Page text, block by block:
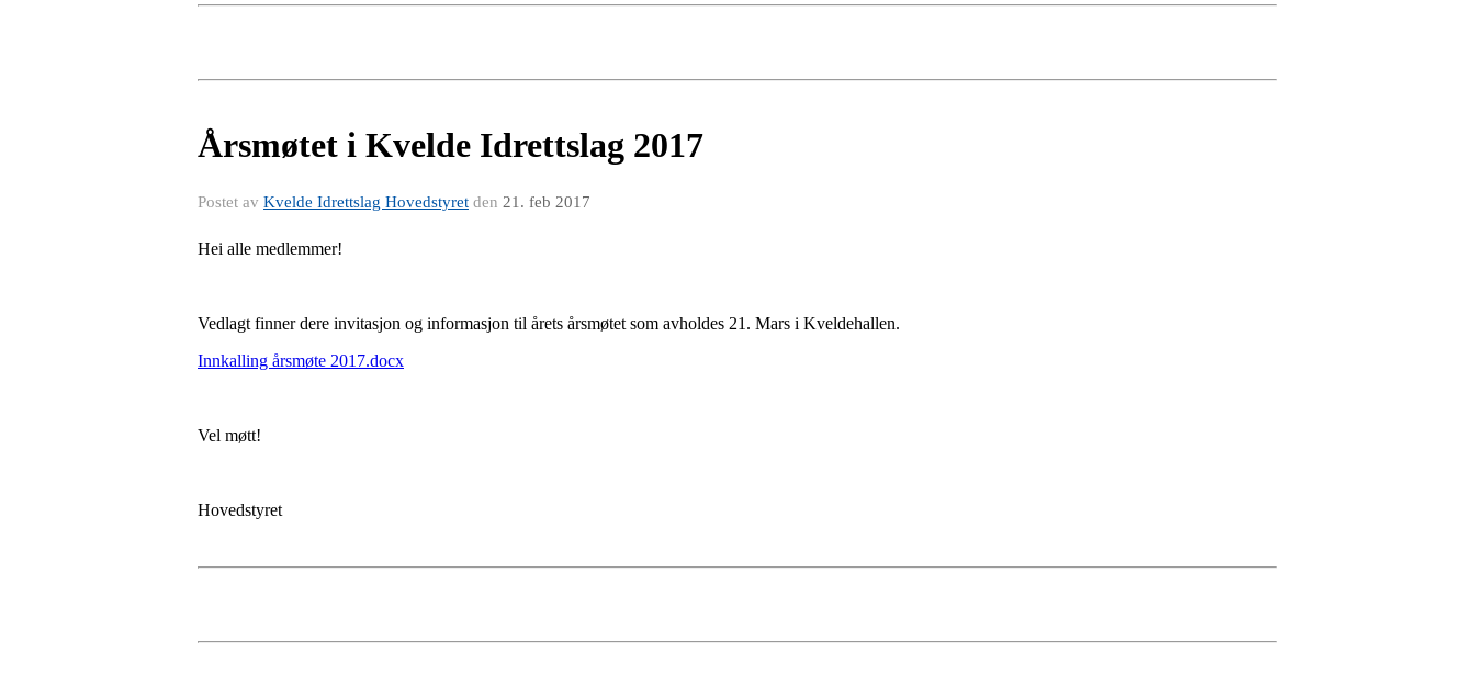
Årsmøtet i Kvelde Idrettslag 2017
Postet av Kvelde Idrettslag Hovedstyret den 21. feb 2017
Hei alle medlemmer!
Vedlagt finner dere invitasjon og informasjon til årets årsmøtet som avholdes 21. Mars i Kveldehallen.
Innkalling årsmøte 2017.docx
Vel møtt!
Hovedstyret